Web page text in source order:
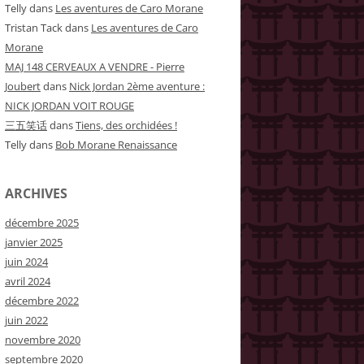
Tellydans Les aventures de Caro Morane
Tristan Tackdans Les aventures de Caro
Morane
MAJ 148 CERVEAUX A VENDRE - Pierre
Joubertdans Nick Jordan 2ème aventure :
NICK JORDAN VOIT ROUGE
三五笑话dansTiens, des orchidées !
Tellydans Bob Morane Renaissance
ARCHIVES
décembre 2025
janvier 2025
juin 2024
avril 2024
décembre 2022
juin 2022
novembre 2020
septembre 2020